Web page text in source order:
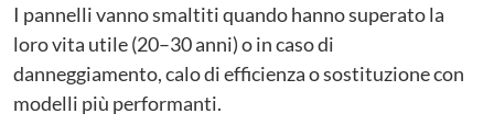
I pannelli vanno smaltiti quando hanno superato la
loro vita utile (20–30 anni) o in caso di
danneggiamento, calo di efficienza o sostituzione con
modelli più performanti.